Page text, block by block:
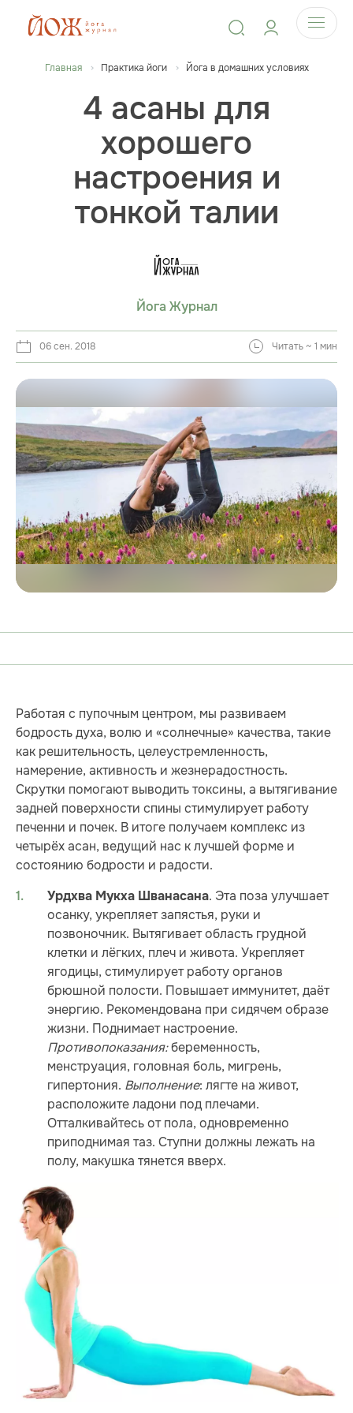
Главная Практика йоги Йога в домашних условиях
4 асаны для
хорошего
настроения и
тонкой талии
Йога Журнал
06 сен. 2018 Читать ~ 1 мин
Работая с пупочным центром, мы развиваем
бодрость духа, волю и «солнечные» качества, такие
как решительность, целеустремленность,
намерение, активность и жезнерадостность.
Скрутки помогают выводить токсины, а вытягивание
задней поверхности спины стимулирует работу
печенни и почек. В итоге получаем комплекс из
четырёх асан, ведущий нас к лучшей форме и
состоянию бодрости и радости.
Урдхва Мукха Шванасана. Эта поза улучшает
осанку, укрепляет запястья, руки и
позвоночник. Вытягивает область грудной
клетки и лёгких, плеч и живота. Укрепляет
ягодицы, стимулирует работу органов
брюшной полости. Повышает иммунитет, даёт
энергию. Рекомендована при сидячем образе
жизни. Поднимает настроение.
Противопоказания:беременность,
менструация, головная боль, мигрень,
гипертония. Выполнение: лягте на живот,
расположите ладони под плечами.
Отталкивайтесь от пола, одновременно
приподнимая таз. Ступни должны лежать на
полу, макушка тянется вверх.